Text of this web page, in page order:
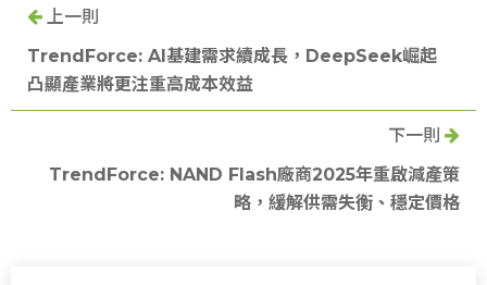
上一則
TrendForce: AI基建需求續成長，DeepSeek崛起
凸顯產業將更注重高成本效益
下一則
TrendForce: NAND Flash廠商2025年重啟減產策
略，緩解供需失衡、穩定價格